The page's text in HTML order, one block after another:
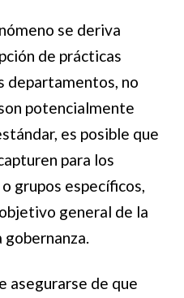
se deriva
de prácticas
departamentos, no
potencialmente
es posible que
para los
grupos específicos,
general de la
gobernanza.
asegurarse de que